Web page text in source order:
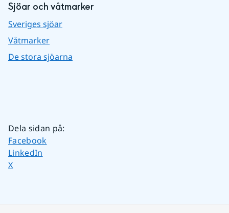
Sjöar och våtmarker
Sveriges sjöar
Våtmarker
De stora sjöarna
Dela sidan på:
Dela sidan på
Facebook
Dela sidan på
LinkedIn
Dela sidan på
X